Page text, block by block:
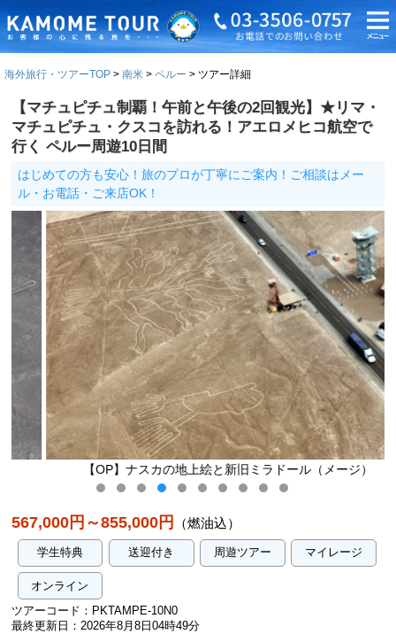
海外旅行・ツアーTOP 南米 ペルー ツアー詳細
【マチュピチュ制覇！午前と午後の2回観光】★リマ・
マチュピチュ・クスコを訪れる！アエロメヒコ航空で
行く ペルー周遊10日間
はじめての方も安心！旅のプロが丁寧にご案内！ご相談はメー
ル・お電話・ご来店OK！
【OP】ナスカの地上絵と新旧ミラドール（メージ）
567,000円～855,000円 （燃油込）
学生特典 送迎付き 周遊ツアー マイレージ
オンライン
ツアーコード：PKTAMPE-10N0
最終更新日：2026年8月8日04時49分